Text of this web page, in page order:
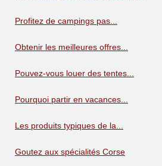
Profitez de campings pas...
Obtenir les meilleures offres...
Pouvez-vous louer des tentes...
Pourquoi partir en vacances...
Les produits typiques de la...
Goutez aux spécialités Corse